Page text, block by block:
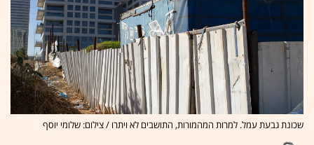
שכונת גבעת עמל. למרות המהמורות, התושבים לא ויתרו / צילום: שלומי יוסף